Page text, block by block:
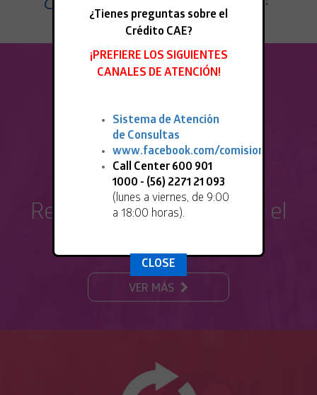
Requisitos para renovar el
VER MÁS
¿Tienes preguntas sobre el
Crédito CAE?
¡PREFIERE LOS SIGUIENTES
CANALES DE ATENCIÓN!
Sistema de Atención
de Consultas
www.facebook.com/comisioningresa
Call Center 600 901
1000 - (56) 2271 21 093
(lunes a viernes, de 9:00
a 18:00 horas).
CLOSE